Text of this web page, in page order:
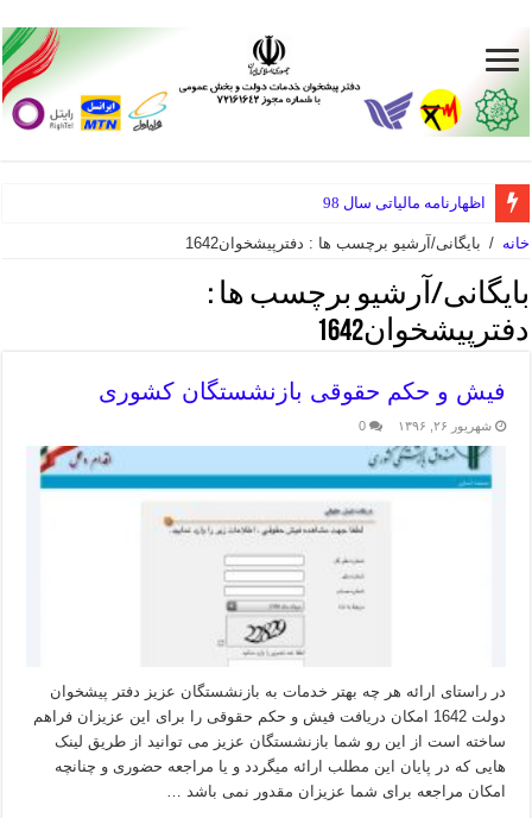
اظهارنامه مالیاتی سال 98
خانه / بایگانی/آرشیو برچسب ها : دفترپیشخوان1642
بایگانی/آرشیو برچسب ها :
دفترپیشخوان1642
فیش و حکم حقوقی بازنشستگان کشوری
شهریور ۲۶, ۱۳۹۶ 0
در راستای ارائه هر چه بهتر خدمات به بازنشستگان عزیز دفتر پیشخوان
دولت 1642 امکان دریافت فیش و حکم حقوقی را برای این عزیزان فراهم
ساخته است از این رو شما بازنشستگان عزیز می توانید از طریق لینک
هایی که در پایان این مطلب ارائه میگردد و یا مراجعه حضوری و چنانچه
امکان مراجعه برای شما عزیزان مقدور نمی باشد …